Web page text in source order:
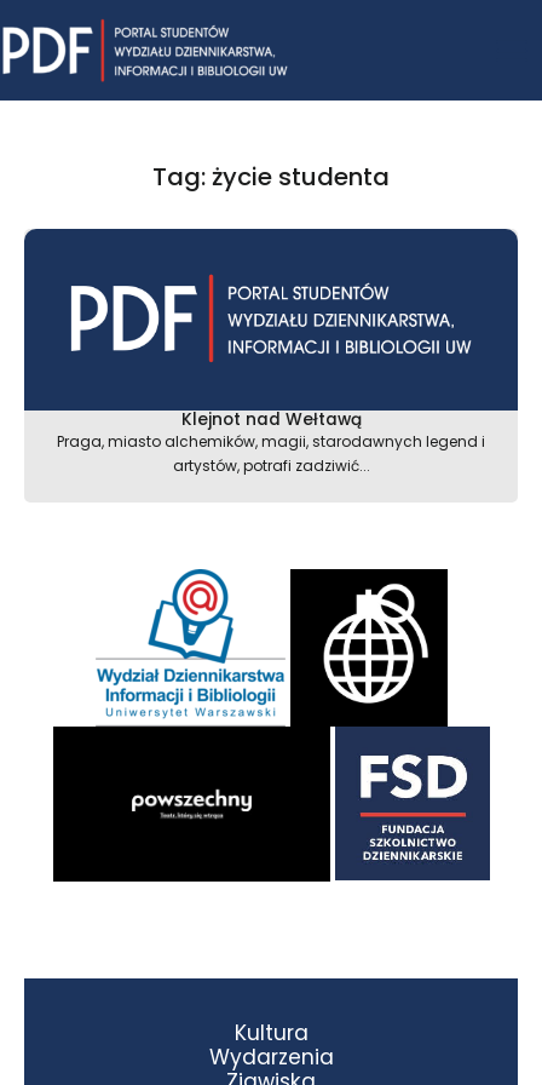
to
content
Tag: życie studenta
Klejnot nad Wełtawą
Praga, miasto alchemików, magii, starodawnych legend i
artystów, potrafi zadziwić...
Kultura
Wydarzenia